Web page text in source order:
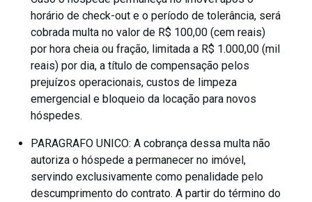
horário de check-out e o período de tolerância, será
cobrada multa no valor de R$ 100,00 (cem reais)
por hora cheia ou fração, limitada a R$ 1.000,00 (mil
reais) por dia, a título de compensação pelos
prejuízos operacionais, custos de limpeza
emergencial e bloqueio da locação para novos
hóspedes.
PARAGRAFO UNICO: A cobrança dessa multa não
autoriza o hóspede a permanecer no imóvel,
servindo exclusivamente como penalidade pelo
descumprimento do contrato. A partir do término do